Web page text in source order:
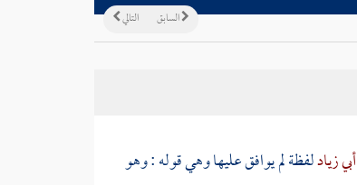
التالي السابق
زيادلفظة لم يوافق عليها وهي قوله : وهو